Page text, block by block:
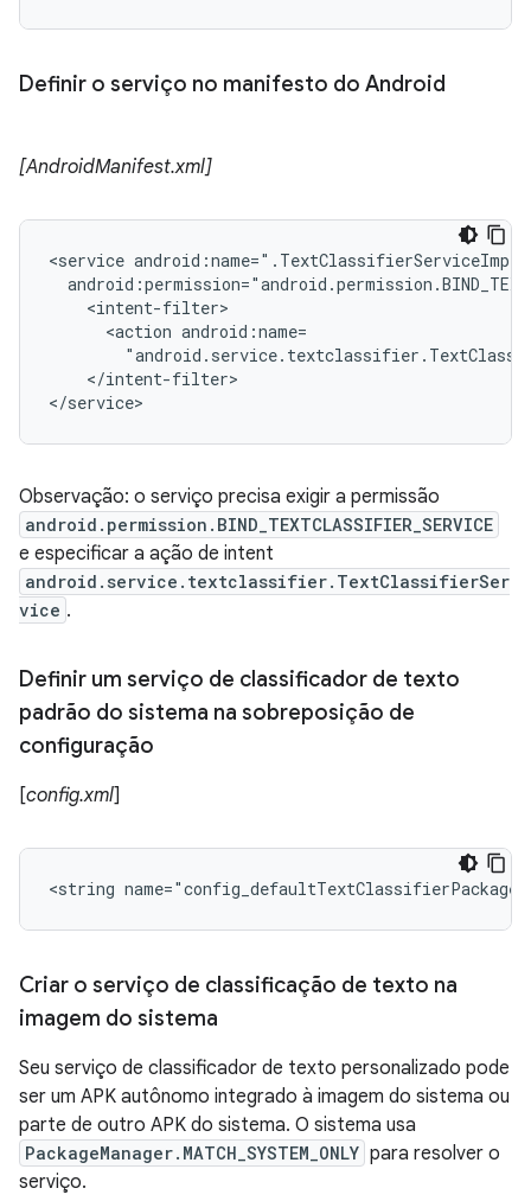
Definir o serviço no manifesto do Android
[AndroidManifest.xml]
<service android:name=".TextClassifierServiceImpl"
    <intent-filter>
      <action android:name=
    </intent-filter>
</service>
Observação: o serviço precisa exigir a permissão
android.permission.BIND_TEXTCLASSIFIER_SERVICE
e especificar a ação de intent
android.service.textclassifier.TextClassifierSer
vice .
Definir um serviço de classificador de texto
padrão do sistema na sobreposição de
configuração
[config.xml]
<string
Criar o serviço de classificação de texto na
imagem do sistema
Seu serviço de classificador de texto personalizado pode
ser um APK autônomo integrado à imagem do sistema ou
parte de outro APK do sistema. O sistema usa
PackageManager.MATCH_SYSTEM_ONLY para resolver o
serviço.